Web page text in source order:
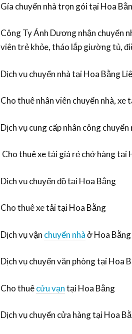
Gía chuyển nhà trọn gói tại Hoa
Công Ty Ánh Dương nhận chuyển
viên trẻ khỏe, tháo lắp giường tủ,
Dịch vụ chuyển nhà tại Hoa Bằng
Cho thuê nhân viên chuyển nhà, xe
Dịch vụ cung cấp nhân công
Cho thuê xe tải giá rẻ chở hàng tại
Dịch vụ chuyển đồ tại Hoa Bằng
Cho thuê xe tải tại Hoa Bằng
Dịch vụ vận chuyển nhàở Hoa Bằng
Dịch vụ chuyển văn phòng tại Hoa
Cho thuêcửu vạntại Hoa Bằng
Dịch vụ chuyển cửa hàng tại Hoa